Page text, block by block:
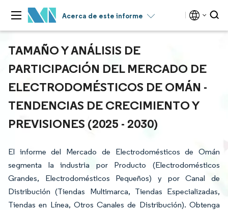
Acerca de este informe
TAMAÑO Y ANÁLISIS DE
PARTICIPACIÓN DEL MERCADO DE
ELECTRODOMÉSTICOS DE OMÁN -
TENDENCIAS DE CRECIMIENTO Y
PREVISIONES (2025 - 2030)
El informe del Mercado de Electrodomésticos de Omán
segmenta la industria por Producto (Electrodomésticos
Grandes, Electrodomésticos Pequeños) y por Canal de
Distribución (Tiendas Multimarca, Tiendas Especializadas,
Tiendas en Línea, Otros Canales de Distribución). Obtenga